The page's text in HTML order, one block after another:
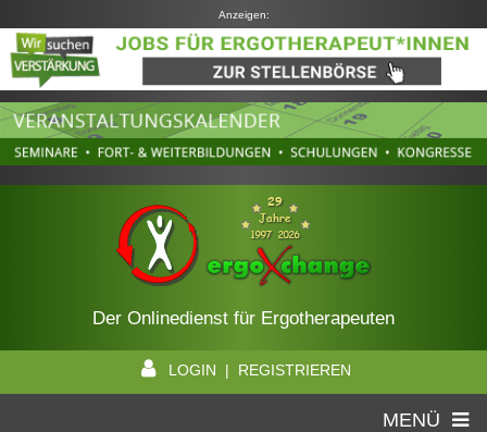
Anzeigen:
Der Onlinedienst für Ergotherapeuten
LOGIN | REGISTRIEREN
MENÜ